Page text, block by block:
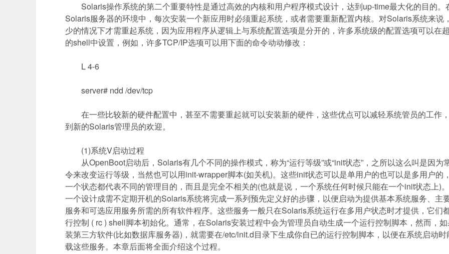
Solaris操作系统的第二个重要特性是通过高效的内核和用户程序模式设计，达到up-time最大化的目的。
Solaris服务器的环境中，每次安装一个新应用时必须重起系统，或者需要重新配置内核。对Solaris系统来说
少的情况下才需重起系统，因为应用程序从逻辑上与系统配置选项是分开的，许多系统级的配置选项可以在
的shell中设置，例如，许多TCP/IP选项可以用下面的命令动动修改：
L 4-6
server# ndd /dev/tcp
在一些比较新的硬件配置中，甚至不需要重起就可以安装新的硬件，这些优点可以减轻系统管员的工作
到新的Solaris管理员的欢迎。
(1)系统V启动过程
从OpenBoot启动后， Solaris有几个不同的操作模式，称为“运行等级”或“init状态” ，之所以这么叫是因为
令来改变运行等级，当然也可以用init-wrapper脚本(如关机)。这些init状态可以是单用户的也可以是多用户的
一个状态都代表不同的管理目的，而且是完全不相关的(也就是说，一个系统任何时候只能在一个init状态上)
一个设计成需不定期开机的Solaris系统将完成一系列预先定义好的步骤，以便启动为提供基本系统服务、主
服务和可选应用服务所需的所有软件程序。这些服务一般只在Solaris系统运行在多用户状态时才提供，它们
行控制 ( rc ) shell脚本初始化。通常，在Solaris安装过程中会为管理员自动生成一个运行控制脚本，然而，
装第三方软件(比如数据库服务器) ，就需要在/etc/init.d目录下生成你自已的运行控制脚本，以便在系统启动
载这些服务。本章后面将全面介绍这个过程。